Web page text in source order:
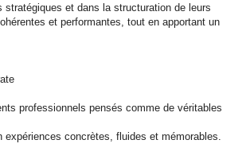
stratégiques et dans la structuration de leurs
et performantes, tout en apportant un
professionnels pensés comme de véritables
concrètes, fluides et mémorables.